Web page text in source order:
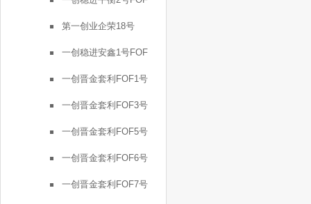
第一创业企荣18号
一创稳进安鑫1号FOF
一创晋金套利FOF1号
一创晋金套利FOF3号
一创晋金套利FOF5号
一创晋金套利FOF6号
一创晋金套利FOF7号